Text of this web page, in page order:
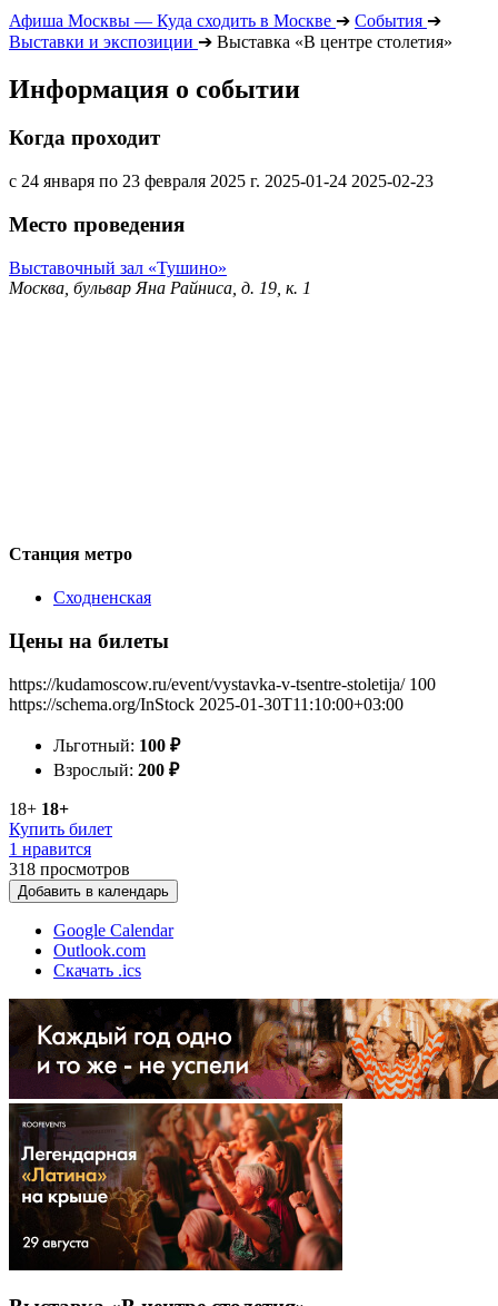
Афиша Москвы — Куда сходить в Москве ➔ События ➔
Выставки и экспозиции ➔ Выставка «В центре столетия»
Информация о событии
Когда проходит
с 24 января по 23 февраля 2025 г. 2025-01-24 2025-02-23
Место проведения
Выставочный зал «Тушино»
Москва, бульвар Яна Райниса, д. 19, к. 1
Станция метро
Сходненская
Цены на билеты
https://kudamoscow.ru/event/vystavka-v-tsentre-stoletija/ 100
https://schema.org/InStock 2025-01-30T11:10:00+03:00
Льготный: 100 ₽
Взрослый: 200 ₽
18+ 18+
Купить билет
1 нравится
318 просмотров
Добавить в календарь
Google Calendar
Outlook.com
Скачать .ics